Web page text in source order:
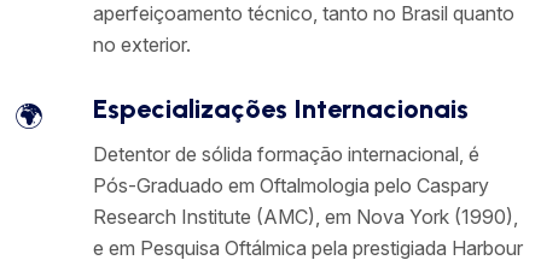
aperfeiçoamento técnico, tanto no Brasil quanto
no exterior.
🌍 Especializações Internacionais
Detentor de sólida formação internacional, é
Pós-Graduado em Oftalmologia pelo Caspary
Research Institute (AMC), em Nova York (1990),
e em Pesquisa Oftálmica pela prestigiada Harbour